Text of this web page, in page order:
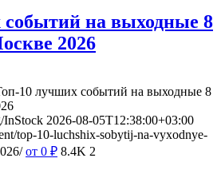
на выходные 8
2026
10 лучших событий на выходные 8
InStock 2026-08-05T12:38:00+03:00
top-10-luchshix-sobytij-na-vyxodnye-
от 0 ₽ 8.4K 2